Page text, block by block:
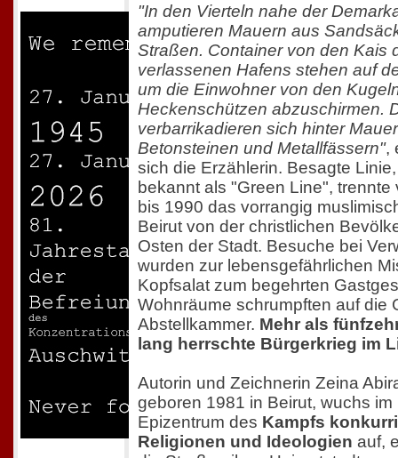
"In den Vierteln nahe der
amputieren Mauern aus
Straßen. Container von den Kais
verlassenen Hafens stehen auf
um die Einwohner von den
Heckenschützen abzuschirmen.
verbarrikadieren sich hinter
Betonsteinen und Metallfässern",
sich die Erzählerin. Besagte
bekannt als "Green Line", trennte
bis 1990 das vorrangig
Beirut von der christlichen
Osten der Stadt. Besuche bei
wurden zur lebensgefährlichen
Kopfsalat zum begehrten
Wohnräume schrumpften auf die
Abstellkammer. Mehr als
lang herrschte Bürgerkrieg im
Autorin und Zeichnerin Zeina
geboren 1981 in Beirut, wuchs im
Epizentrum des Kampfs
Religionen und Ideologien auf,